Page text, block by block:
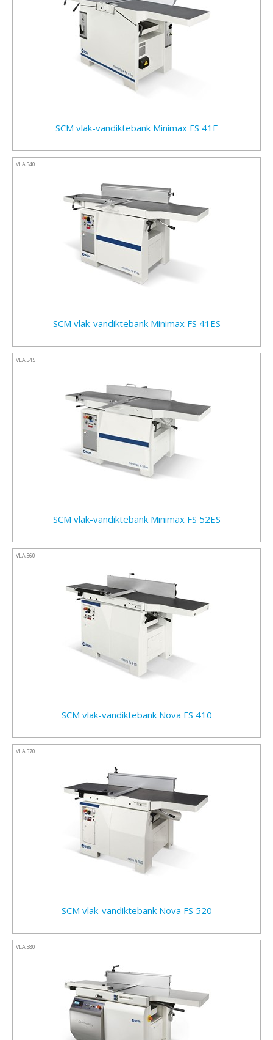
SCM vlak-vandiktebank Minimax FS 41E
SCM vlak-vandiktebank Minimax FS 41ES
VLA540
SCM vlak-vandiktebank Minimax FS 52ES
VLA545
SCM vlak-vandiktebank Nova FS 410
VLA560
SCM vlak-vandiktebank Nova FS 520
VLA570
VLA580